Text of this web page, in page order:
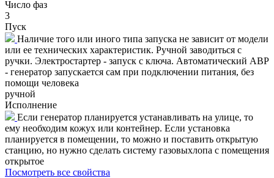
Число фаз
3
Пуск
Наличие того или иного типа запуска не зависит от модели
или ее технических характеристик. Ручной заводиться с
ручки. Электростартер - запуск с ключа. Автоматический АВР
- генератор запускается сам при подключении питания, без
помощи человека
ручной
Исполнение
Если генератор планируется устанавливать на улице, то
ему необходим кожух или контейнер. Если установка
планируется в помещении, то можно и поставить открытую
станцию, но нужно сделать систему газовыхлопа с помещения
открытое
Посмотреть все свойства